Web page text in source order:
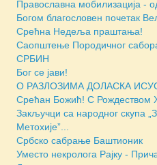
Православна мобилизација -
Богом благословен почетак
Срећна Недеља праштања!
Саопштење Породичног
СРБИН
Бог се јави!
O РАЗЛОЗИМА ДОЛАСКА
Срећан Божић! С Рождеством
Закључци са народног скупа
Метохије”...
Србско сабрање Баштионик
Уместо некролога Рајку -